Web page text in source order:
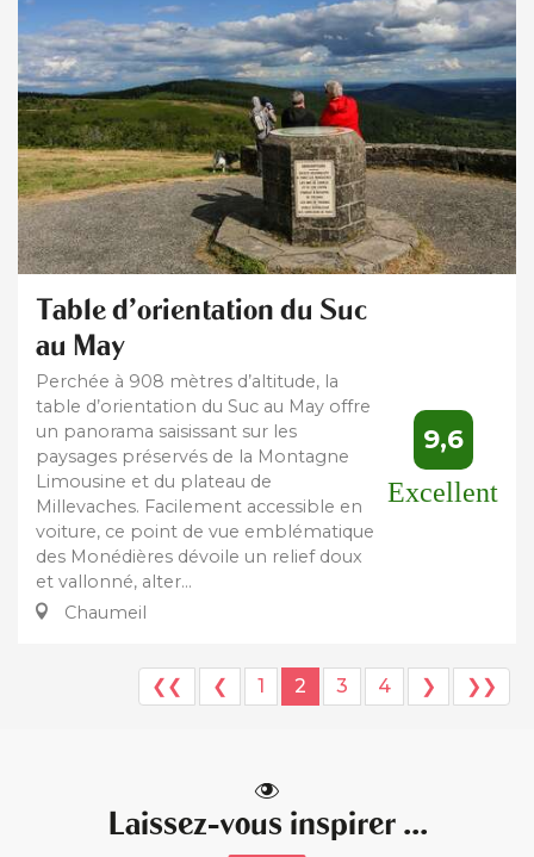
Table d'orientation du Suc
au May
Perchée à 908 mètres d’altitude, la
table d’orientation du Suc au May offre
un panorama saisissant sur les
paysages préservés de la Montagne
Limousine et du plateau de
Millevaches. Facilement accessible en
voiture, ce point de vue emblématique
des Monédières dévoile un relief doux
et vallonné, alter...
Chaumeil
9,6
Excellent
❮❮ ❮ 1 2 3 4 ❯ ❯❯
Laissez-vous inspirer ...